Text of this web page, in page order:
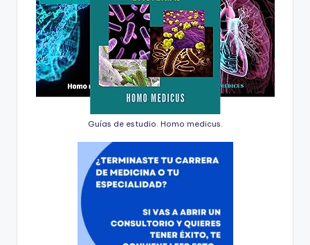
Guías de estudio. Homo medicus.